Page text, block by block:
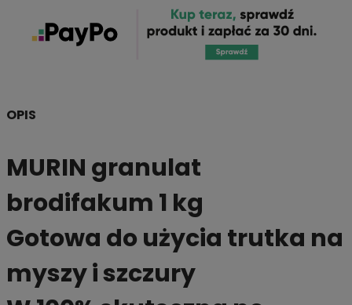
OPIS
MURIN granulat
brodifakum 1 kg
Gotowa do użycia trutka na
myszy i szczury